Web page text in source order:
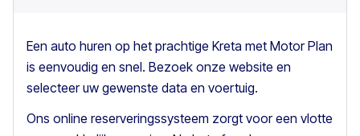
Een auto huren op het prachtige Kreta met Motor Plan
is eenvoudig en snel. Bezoek onze website en
selecteer uw gewenste data en voertuig.
Ons online reserveringssysteem zorgt voor een vlotte